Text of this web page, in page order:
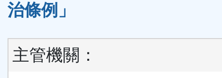
治條例」
主管機關：